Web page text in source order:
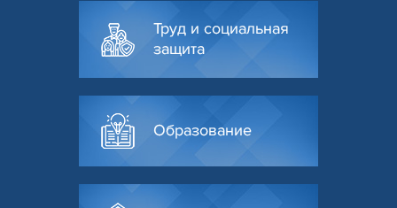
Труд и социальная
защита
Образование